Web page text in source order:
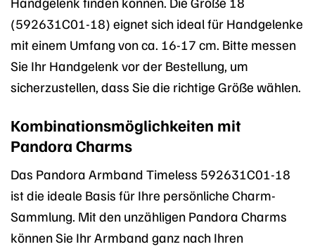
(592631C01-18) eignet sich ideal für Handgelenke
mit einem Umfang von ca. 16-17 cm. Bitte messen
Sie Ihr Handgelenk vor der Bestellung, um
sicherzustellen, dass Sie die richtige Größe wählen.
Kombinationsmöglichkeiten mit
Pandora Charms
Das Pandora Armband Timeless 592631C01-18
ist die ideale Basis für Ihre persönliche Charm-
Sammlung. Mit den unzähligen Pandora Charms
können Sie Ihr Armband ganz nach Ihren